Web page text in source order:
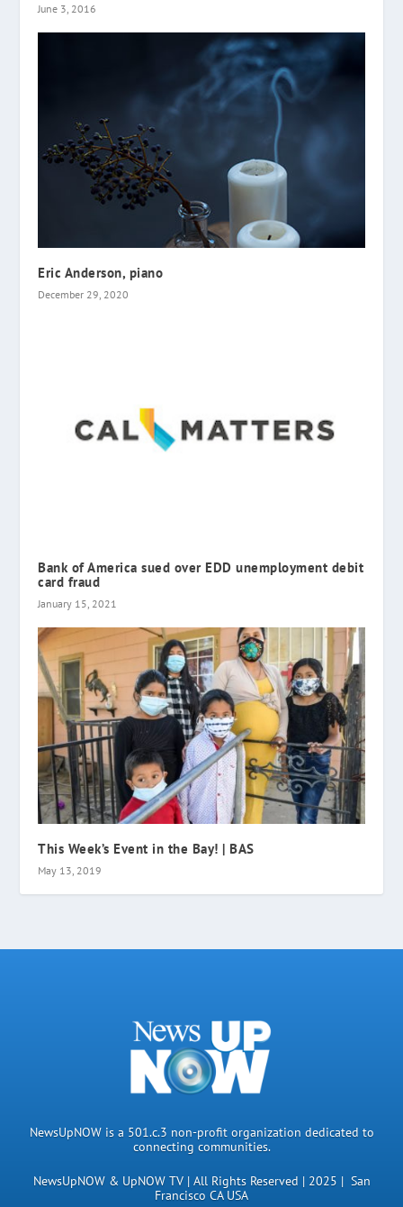
June 3, 2016
Eric Anderson, piano
December 29, 2020
Bank of America sued over EDD unemployment debit
card fraud
January 15, 2021
This Week’s Event in the Bay! | BAS
May 13, 2019
NewsUpNOW is a 501.c.3 non-profit organization dedicated to
connecting communities.
NewsUpNOW & UpNOW TV | All Rights Reserved | 2025 | San
Francisco CA USA